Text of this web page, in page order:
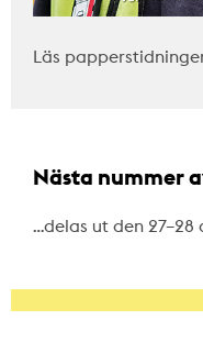
Läs
Nästa nummer
…delas ut den 27–28